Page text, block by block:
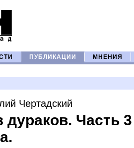
ПУБЛИКАЦИИ МНЕНИЯ
Чертадский
дураков. Часть